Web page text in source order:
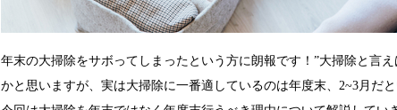
年末の大掃除をサボってしまったという方に朗報です！”大掃除と言
かと思いますが、実は大掃除に一番適しているのは年度末、2~3月だ